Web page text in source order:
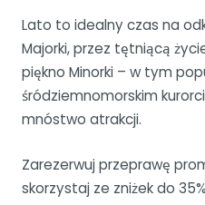
Lato to idealny czas na
Majorki, przez tętniącą
piękno Minorki – w tym
śródziemnomorskim
mnóstwo atrakcji.
Zarezerwuj przeprawę
skorzystaj ze zniżek do